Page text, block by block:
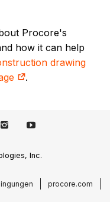
Procore's
how it can help
drawing
.
Inc.
procore.com